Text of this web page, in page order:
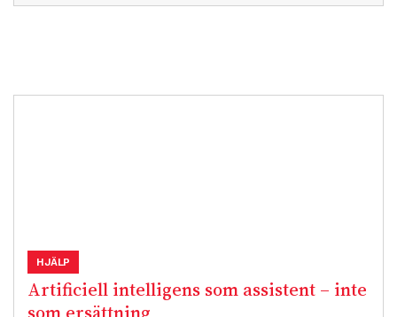
Artificiell intelligens som assistent – inte
HJÄLP